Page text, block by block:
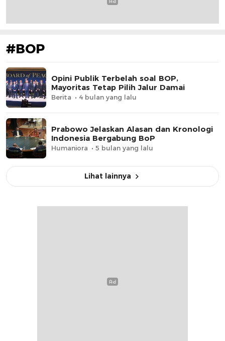
#BOP
Opini Publik Terbelah soal BOP,
Mayoritas Tetap Pilih Jalur Damai
Berita 4 bulan yang lalu
Prabowo Jelaskan Alasan dan Kronologi
Indonesia Bergabung BoP
Humaniora 5 bulan yang lalu
Lihat lainnya